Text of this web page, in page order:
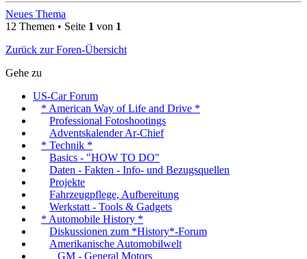
Neues Thema
12 Themen • Seite 1 von 1
Zurück zur Foren-Übersicht
Gehe zu
US-Car Forum
* American Way of Life and Drive *
Professional Fotoshootings
Adventskalender Ar-Chief
* Technik *
Basics - "HOW TO DO"
Daten - Fakten - Info- und Bezugsquellen
Projekte
Fahrzeugpflege, Aufbereitung
Werkstatt - Tools & Gadgets
* Automobile History *
Diskussionen zum *History*-Forum
Amerikanische Automobilwelt
GM - General Motors